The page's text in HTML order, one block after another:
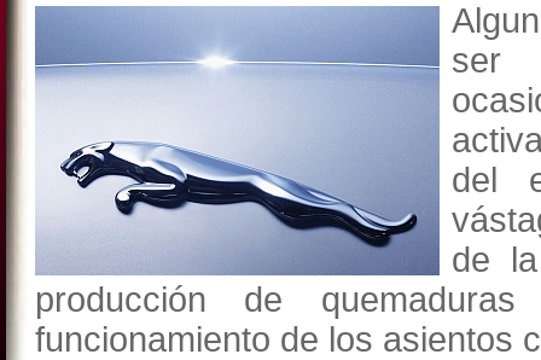
ser
del
de
producción de
funcionamiento de los asientos